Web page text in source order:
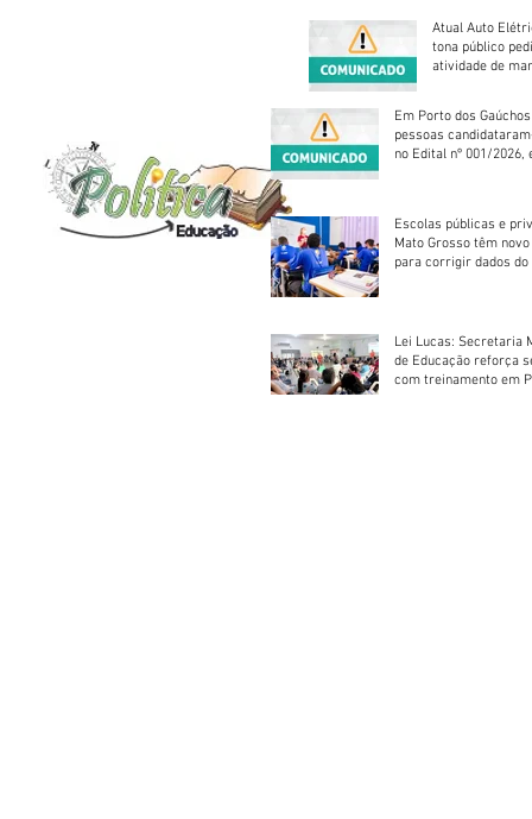
Atual Auto
tona público
atividade de
Em Porto dos
pessoas
no Edital nº 001/2026,
Escolas públicas e
Mato Grosso têm
para corrigir dados do
Lei Lucas: Secretaria
de Educação reforça
com treinamento em